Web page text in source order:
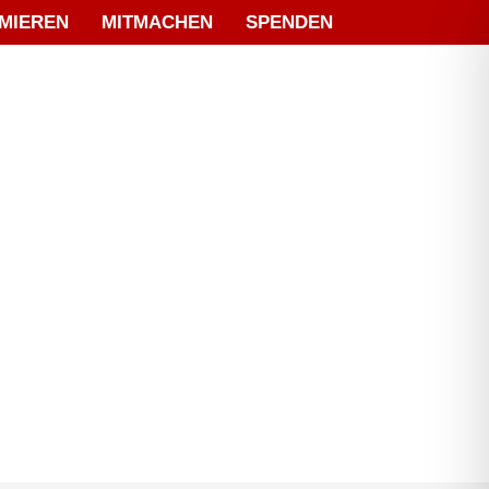
MITMACHEN SPENDEN